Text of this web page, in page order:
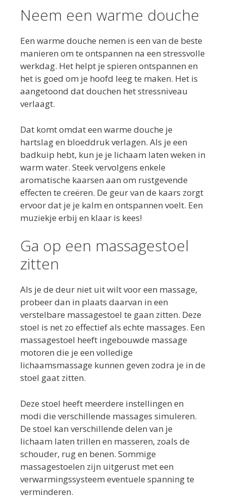
Neem een ​​warme douche
Een warme douche nemen is een van de beste
manieren om te ontspannen na een stressvolle
werkdag. Het helpt je spieren ontspannen en
het is goed om je hoofd leeg te maken. Het is
aangetoond dat douchen het stressniveau
verlaagt.
Dat komt omdat een warme douche je
hartslag en bloeddruk verlagen. Als je een
badkuip hebt, kun je je lichaam laten weken in
warm water. Steek vervolgens enkele
aromatische kaarsen aan om rustgevende
effecten te creëren. De geur van de kaars zorgt
ervoor dat je je kalm en ontspannen voelt. Een
muziekje erbij en klaar is kees!
Ga op een massagestoel
zitten
Als je de deur niet uit wilt voor een massage,
probeer dan in plaats daarvan in een
verstelbare massagestoel te gaan zitten. Deze
stoel is net zo effectief als echte massages. Een
massagestoel heeft ingebouwde massage
motoren die je een volledige
lichaamsmassage kunnen geven zodra je in de
stoel gaat zitten.
Deze stoel heeft meerdere instellingen en
modi die verschillende massages simuleren.
De stoel kan verschillende delen van je
lichaam laten trillen en masseren, zoals de
schouder, rug en benen. Sommige
massagestoelen zijn uitgerust met een
verwarmingssysteem eventuele spanning te
verminderen.